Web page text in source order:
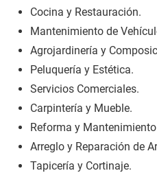
Cocina y Restauración.
Mantenimiento de
Agrojardinería y
Peluquería y Estética.
Servicios Comerciales.
Carpintería y Mueble.
Reforma y
Arreglo y Reparación de
Tapicería y Cortinaje.